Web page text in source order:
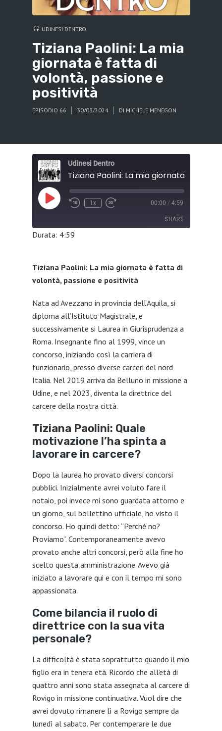
UDINESI DENTRO
Tiziana Paolini: La mia
giornata è fatta di
volontà, passione e
positività
EPISODIO 66 30/03/2024 DI MICHELE MENEGON
Udinesi Dentro
Play
Episode
1x 00:00 / 4:59
SHARE
LINK
Durata: 4:59
Tiziana Paolini: La mia giornata è fatta di
volontà, passione e positività
Nata ad Avezzano in provincia dell’Aquila, si
diploma all’Istituto Magistrale, e
successivamente si Laurea in Giurisprudenza a
Roma. Insegnante fino al 1999, vince un
concorso, iniziando così la carriera di
funzionario, presso diverse carceri del nord
Italia. Nel 2019 arriva da Belluno in missione a
Udine, e nel 2023, diventa la direttrice del
carcere della nostra città.
Tiziana Paolini: Quale
motivazione l’ha spinta a
lavorare in carcere?
Dopo la laurea ho provato diversi concorsi
pubblici. Inizialmente avrei voluto fare il
notaio, poi invece mi sono guardata attorno e
un giorno, sul bollettino ufficiale, ho visto il
concorso. Ho quindi detto: “Perché no?
Proviamo”. Contemporaneamente avevo
provato anche altri concorsi, però alla fine ho
scelto questa amministrazione. Avevo già
iniziato a lavorare qui e con il tempo mi sono
appassionata.
Come bilancia il ruolo di
direttrice con la sua vita
personale?
La difficoltà è stata soprattutto quando il mio
figlio era in tenera età. Ricordo che all’età di
quattro anni sono stata assegnata al carcere di
Rovigo in missione continuativa. Vuol dire che
avrei dovuto rimanere lì a Rovigo sempre da
lunedì al sabato. Per contemperare le due